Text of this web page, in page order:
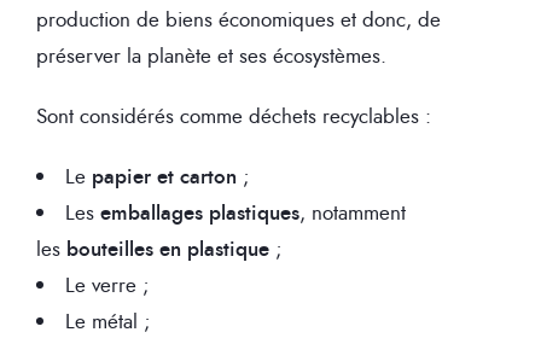
production de biens économiques et donc, de
préserver la planète et ses écosystèmes.
Sont considérés comme déchets recyclables :
Le papier et carton ;
Les emballages plastiques, notamment
les bouteilles en plastique ;
Le verre ;
Le métal ;